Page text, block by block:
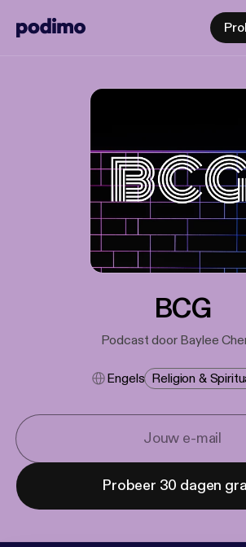
BCG
Podcast door Baylee
Engels Religion &
Probeer 30 dagen